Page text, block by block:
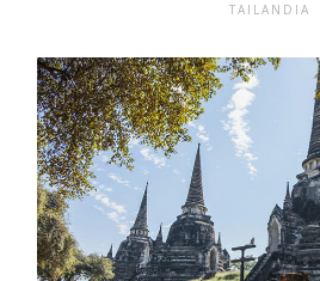
TAILANDIA